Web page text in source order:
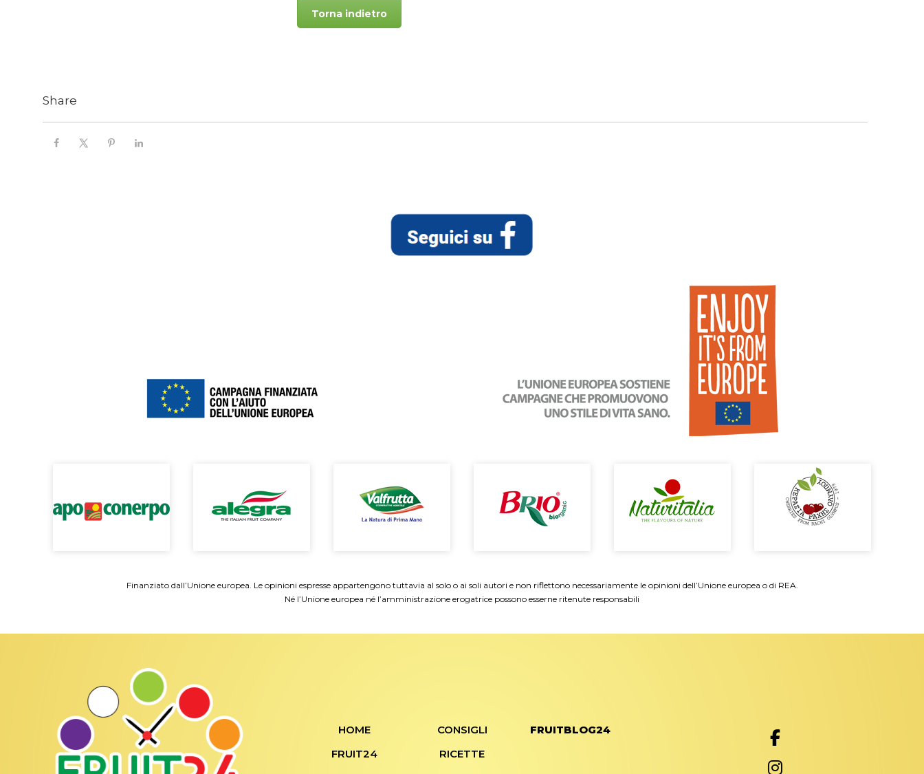
Torna indietro
Share
Finanziato dall’Unione europea. Le opinioni espresse appartengono tuttavia al solo o ai soli autori e non riflettono necessariamente le opinioni dell’Unione europea o di REA.
Né l’Unione europea né l’amministrazione erogatrice possono esserne ritenute responsabili
HOME
FRUIT24
CONSIGLI
RICETTE
FRUITBLOG24